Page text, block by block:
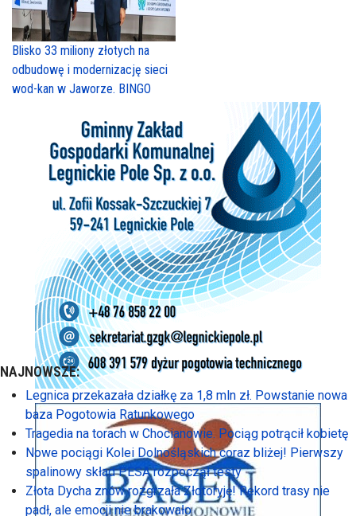
Blisko 33 miliony złotych na
odbudowę i modernizację sieci
wod-kan w Jaworze. BINGO
NAJNOWSZE:
Legnica przekazała działkę za 1,8 mln zł. Powstanie nowa
baza Pogotowia Ratunkowego
Tragedia na torach w Chocianowie. Pociąg potrącił kobietę
Nowe pociągi Kolei Dolnośląskich coraz bliżej! Pierwszy
spalinowy skład PESA rozpoczął testy
Złota Dycha znów rozgrzała Złotoryję! Rekord trasy nie
padł, ale emocji nie brakowało